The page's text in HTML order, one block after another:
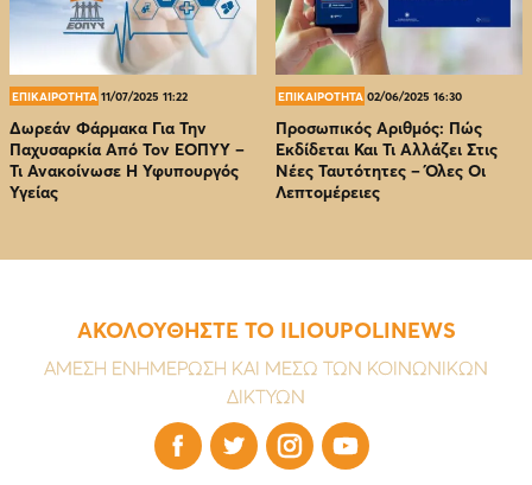
ΕΠΙΚΑΙΡΟΤΗΤΑ 11/07/2025 11:22
Δωρεάν Φάρμακα Για Την
Παχυσαρκία Από Τον EOΠΥΥ –
Τι Ανακοίνωσε Η Υφυπουργός
Υγείας
ΕΠΙΚΑΙΡΟΤΗΤΑ 02/06/2025 16:30
Προσωπικός Αριθμός: Πώς
Εκδίδεται Και Τι Αλλάζει Στις
Νέες Ταυτότητες – Όλες Οι
Λεπτομέρειες
ΑΚΟΛΟΥΘΗΣΤΕ ΤΟ ILIOUPOLINEWS
ΑΜΕΣΗ ΕΝΗΜΕΡΩΣΗ ΚΑΙ ΜΕΣΩ ΤΩΝ ΚΟΙΝΩΝΙΚΩΝ
ΔΙΚΤΥΩΝ
   